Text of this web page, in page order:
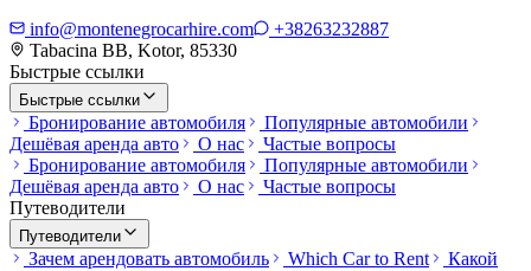
info@montenegrocarhire.com
+38263232887
Tabacina BB, Kotor, 85330
Быстрые ссылки
Быстрые ссылки
Бронирование автомобиля
Популярные автомобили
Дешёвая аренда авто
О нас
Частые вопросы
Бронирование автомобиля
Популярные автомобили
Дешёвая аренда авто
О нас
Частые вопросы
Путеводители
Путеводители
Зачем арендовать автомобиль Which Car to Rent
Какой